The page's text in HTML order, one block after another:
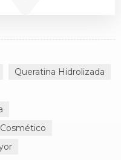
Queratina Hidrolizada